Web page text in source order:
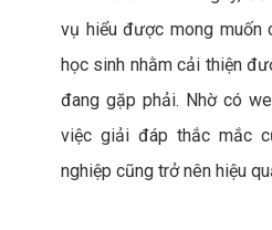
vụ hiểu được mong muốn
học sinh nhằm cải thiện
đang gặp phải. Nhờ có
việc giải đáp thắc mắc
nghiệp cũng trở nên hiệu